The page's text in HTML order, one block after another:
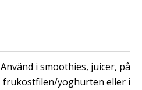
Använd i smoothies, juicer, på
frukostfilen/yoghurten eller i